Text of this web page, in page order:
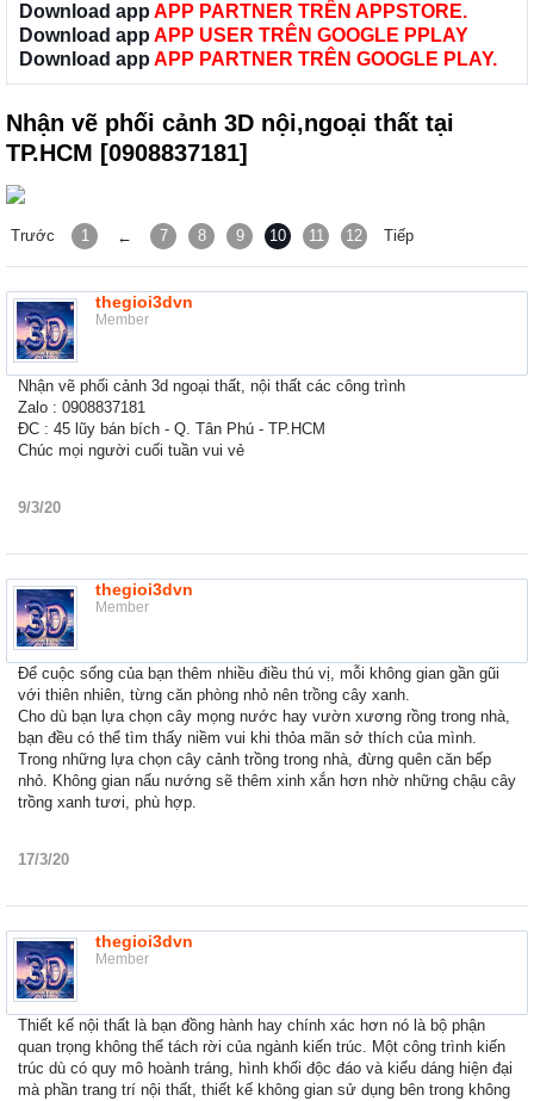
Download app APP PARTNER TRÊN APPSTORE.
Download app APP USER TRÊN GOOGLE PPLAY
Download app APP PARTNER TRÊN GOOGLE PLAY.
Nhận vẽ phối cảnh 3D nội,ngoại thất tại
TP.HCM [0908837181]
Trước 1 ← 7 8 9 10 11 12 Tiếp
thegioi3dvn
Member
Nhận vẽ phối cảnh 3d ngoại thất, nội thất các công trình
Zalo : 0908837181
ĐC : 45 lũy bán bích - Q. Tân Phú - TP.HCM
Chúc mọi người cuối tuần vui vẻ
9/3/20
thegioi3dvn
Member
Để cuộc sống của bạn thêm nhiều điều thú vị, mỗi không gian gần gũi
với thiên nhiên, từng căn phòng nhỏ nên trồng cây xanh.
Cho dù bạn lựa chọn cây mọng nước hay vườn xương rồng trong nhà,
bạn đều có thể tìm thấy niềm vui khi thỏa mãn sở thích của mình.
Trong những lựa chọn cây cảnh trồng trong nhà, đừng quên căn bếp
nhỏ. Không gian nấu nướng sẽ thêm xinh xắn hơn nhờ những chậu cây
trồng xanh tươi, phù hợp.
17/3/20
thegioi3dvn
Member
Thiết kế nội thất là bạn đồng hành hay chính xác hơn nó là bộ phận
quan trọng không thể tách rời của ngành kiến trúc. Một công trình kiến
trúc dù có quy mô hoành tráng, hình khối độc đáo và kiểu dáng hiện đại
mà phần trang trí nội thất, thiết kế không gian sử dụng bên trong không